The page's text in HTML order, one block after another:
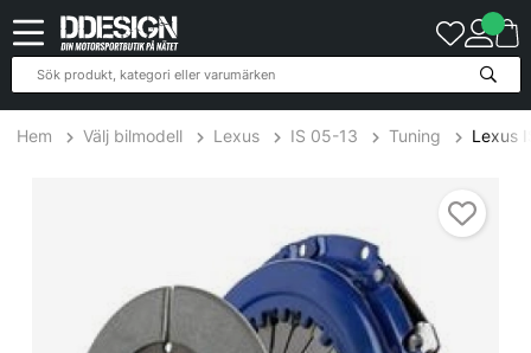
Hem Välj bilmodell Lexus IS 05-13 Tuning Lexus